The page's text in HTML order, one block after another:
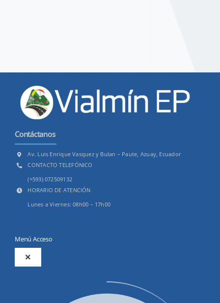
Contáctanos
Av. Luis Enrique Vasquez y Bulan – Paute, Azuay, Ecuador
CONTACTO TELEFÓNICO
(+593) 072509132
HORARIO DE ATENCIÓN
Lunes a Viernes: 08h00 – 17h00
Menú Acceso
Toggle